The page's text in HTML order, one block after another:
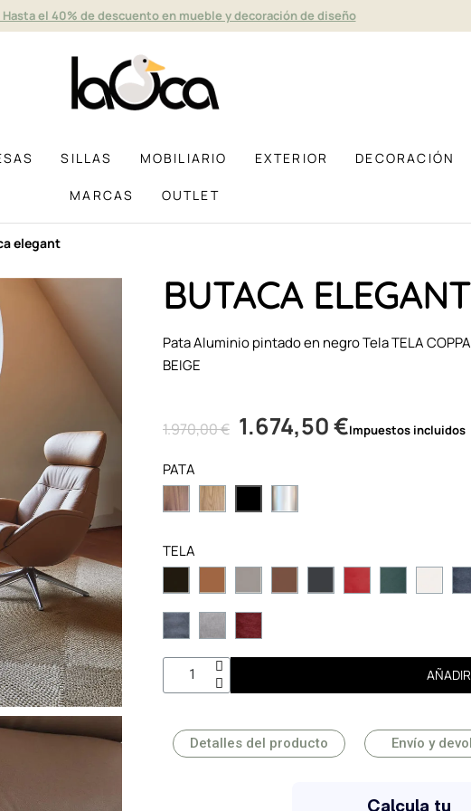
Hasta el 40% de descuento en mueble y decoración de diseño
SILLAS MOBILIARIO EXTERIOR DECORACIÓN
MARCAS OUTLET
elegant
BUTACA ELEGANT
Pata Aluminio pintado en negro Tela TELA
BEIGE
1.970,00 € 1.674,50 €Impuestos incluidos
PATA
TELA
Detalles del producto Envío y